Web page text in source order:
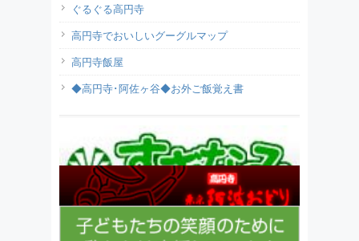
ぐるぐる高円寺
高円寺でおいしいグーグルマップ
高円寺飯屋
◆高円寺･阿佐ヶ谷◆お外ご飯覚え書